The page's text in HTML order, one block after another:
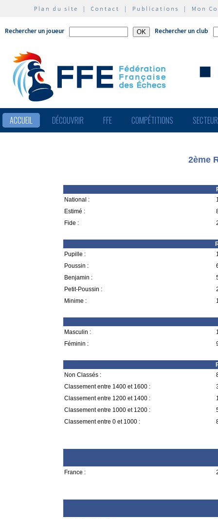
Plan du site | Contact | Publications | Mon
Rechercher un joueur Rechercher un club
ACCUEIL DÉCOUVRIR FFE COMPÉTITIONS
2ème
National :
Estimé :
Fide :
Pupille :
Poussin :
Benjamin :
Petit-Poussin :
Minime :
Masculin :
Féminin :
Non Classés :
Classement entre 1400 et 1600 :
Classement entre 1200 et 1400 :
Classement entre 1000 et 1200 :
Classement entre 0 et 1000 :
France :